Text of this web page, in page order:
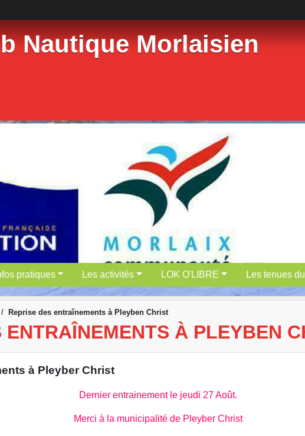
Nautique Morlaisien
pratiques Les activités LOK O'LIBRE Les tenues
Reprise des entraînements à Pleyben Christ
ENTRAÎNEMENTS À PLEYBEN
à Pleyber Christ
Dernier entrainement le jeudi 27 Août.
Merci à la municipalité de Pleyber Christ